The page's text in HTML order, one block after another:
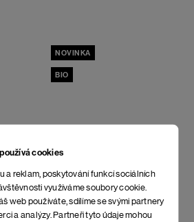
cookies
a reklam, poskytování funkcí sociálních
využíváme soubory cookie.
web používáte, sdílíme se svými partnery
a analýzy. Partneři tyto údaje mohou
NOVINKA
BIO